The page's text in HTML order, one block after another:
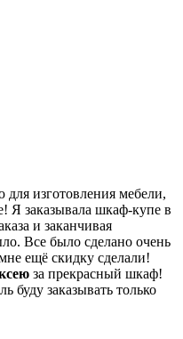
изготовления мебели,
Я заказывала шкаф-купе в
и заканчивая
Все было сделано очень
ещё скидку сделали!
за прекрасный шкаф!
буду заказывать только